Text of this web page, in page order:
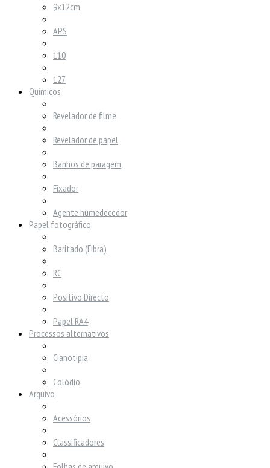
9x12cm
APS
110
127
Químicos
Revelador de filme
Revelador de papel
Banhos de paragem
Fixador
Agente humedecedor
Papel fotográfico
Baritado (Fibra)
RC
Positivo Directo
Papel RA4
Processos alternativos
Cianotipia
Colódio
Arquivo
Acessórios
Classificadores